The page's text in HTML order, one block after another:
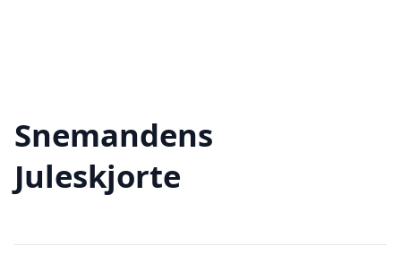
Snemandens
Juleskjorte